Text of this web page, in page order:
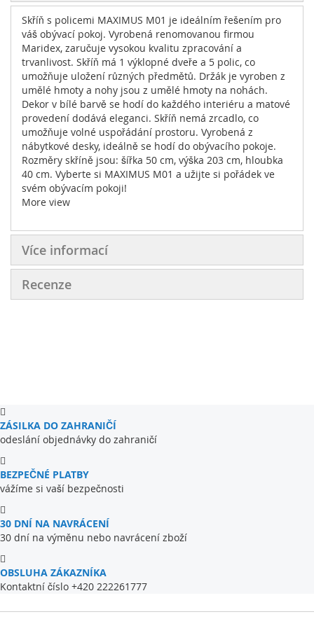
Skříň s policemi MAXIMUS M01 je ideálním řešením pro
váš obývací pokoj. Vyrobená renomovanou firmou
Maridex, zaručuje vysokou kvalitu zpracování a
trvanlivost. Skříň má 1 výklopné dveře a 5 polic, co
umožňuje uložení různých předmětů. Držák je vyroben z
umělé hmoty a nohy jsou z umělé hmoty na nohách.
Dekor v bílé barvě se hodí do každého interiéru a matové
provedení dodává eleganci. Skříň nemá zrcadlo, co
umožňuje volné uspořádání prostoru. Vyrobená z
nábytkové desky, ideálně se hodí do obývacího pokoje.
Rozměry skříně jsou: šířka 50 cm, výška 203 cm, hloubka
40 cm. Vyberte si MAXIMUS M01 a užijte si pořádek ve
svém obývacím pokoji!
More view
Více informací
Recenze
ZÁSILKA DO ZAHRANIČÍ
odeslání objednávky do zahraničí
BEZPEČNÉ PLATBY
vážíme si vaší bezpečnosti
30 DNÍ NA NAVRÁCENÍ
30 dní na výměnu nebo navrácení zboží
OBSLUHA ZÁKAZNÍKA
Kontaktní číslo +420 222261777